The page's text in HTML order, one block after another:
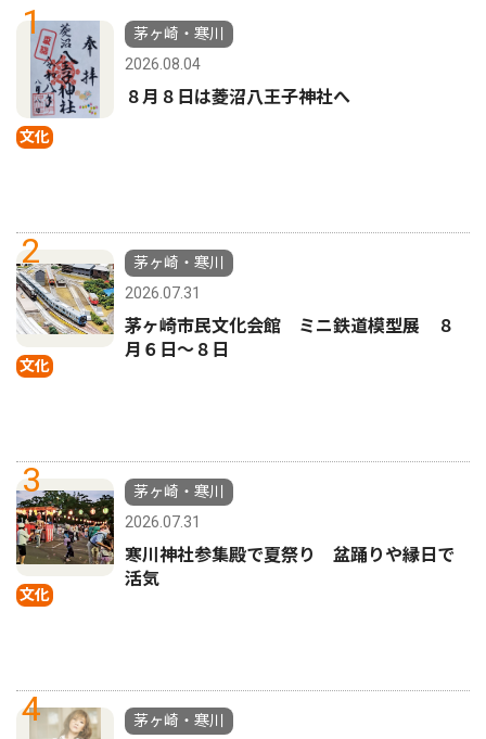
1
文化
茅ヶ崎・寒川
2026.08.04
８月８日は菱沼八王子神社へ
2
文化
茅ヶ崎・寒川
2026.07.31
茅ヶ崎市民文化会館 ミニ鉄道模型展 ８
月６日〜８日
3
文化
茅ヶ崎・寒川
2026.07.31
寒川神社参集殿で夏祭り 盆踊りや縁日で
活気
4
茅ヶ崎・寒川